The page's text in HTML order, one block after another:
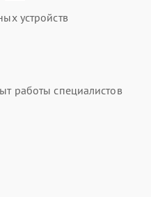
устройств
работы специалистов